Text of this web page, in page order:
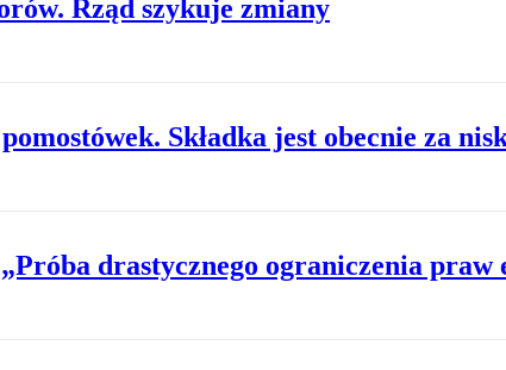
Rząd szykuje zmiany
Składka jest obecnie za
drastycznego ograniczenia praw